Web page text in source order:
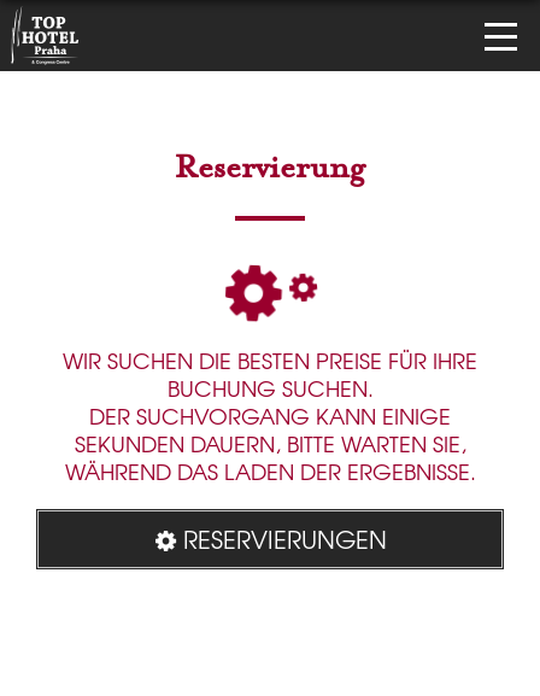
Reservierung
WIR SUCHEN DIE BESTEN PREISE FÜR IHRE
BUCHUNG SUCHEN.
DER SUCHVORGANG KANN EINIGE
SEKUNDEN DAUERN, BITTE WARTEN SIE,
WÄHREND DAS LADEN DER ERGEBNISSE.
RESERVIERUNGEN